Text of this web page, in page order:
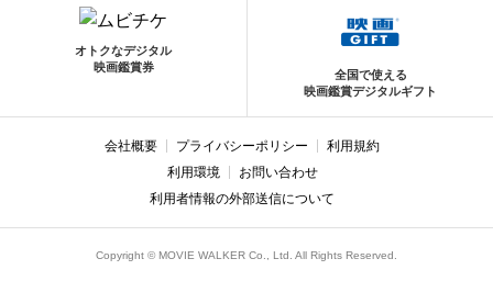
オトクなデジタル
映画鑑賞券
全国で使える
映画鑑賞デジタルギフト
会社概要 プライバシーポリシー
利用規約
利用環境
お問い合わせ
利用者情報の外部送信について
Copyright © MOVIE WALKER Co., Ltd. All Rights Reserved.